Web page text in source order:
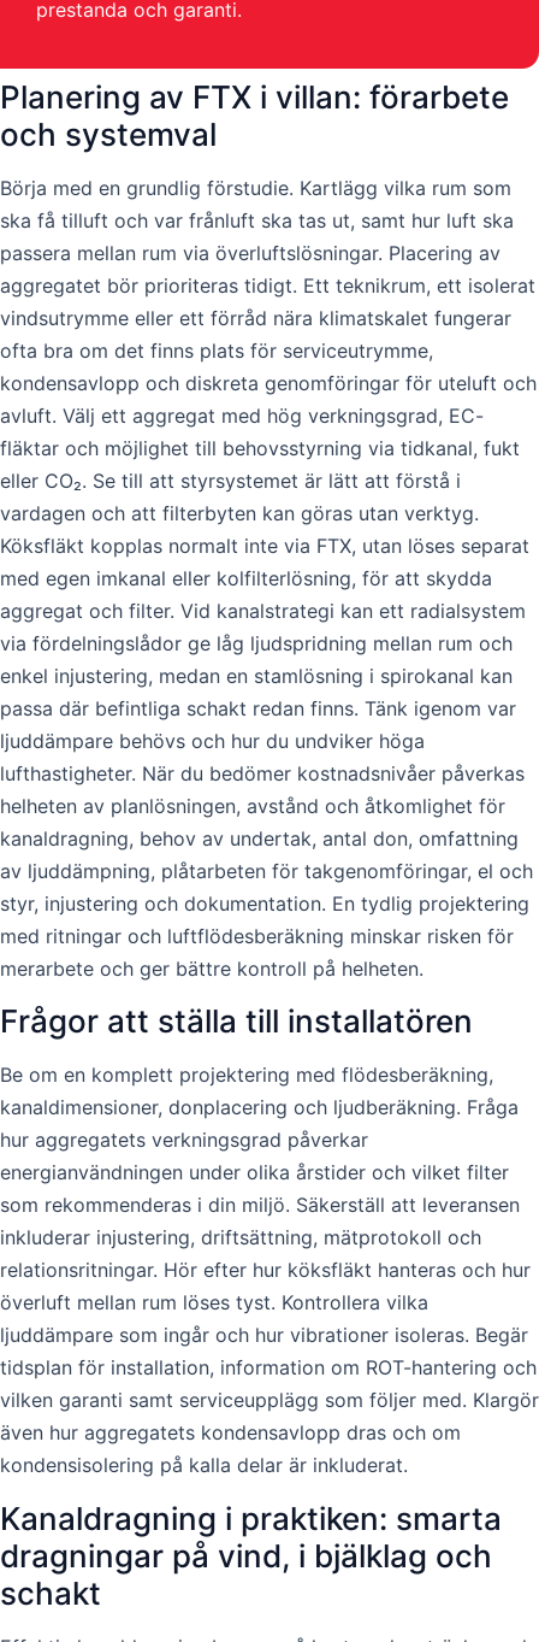
prestanda och garanti.
Planering av FTX i villan: förarbete
och systemval
Börja med en grundlig förstudie. Kartlägg vilka rum som
ska få tilluft och var frånluft ska tas ut, samt hur luft ska
passera mellan rum via överluftslösningar. Placering av
aggregatet bör prioriteras tidigt. Ett teknikrum, ett isolerat
vindsutrymme eller ett förråd nära klimatskalet fungerar
ofta bra om det finns plats för serviceutrymme,
kondensavlopp och diskreta genomföringar för uteluft och
avluft. Välj ett aggregat med hög verkningsgrad, EC-
fläktar och möjlighet till behovsstyrning via tidkanal, fukt
eller CO₂. Se till att styrsystemet är lätt att förstå i
vardagen och att filterbyten kan göras utan verktyg.
Köksfläkt kopplas normalt inte via FTX, utan löses separat
med egen imkanal eller kolfilterlösning, för att skydda
aggregat och filter. Vid kanalstrategi kan ett radialsystem
via fördelningslådor ge låg ljudspridning mellan rum och
enkel injustering, medan en stamlösning i spirokanal kan
passa där befintliga schakt redan finns. Tänk igenom var
ljuddämpare behövs och hur du undviker höga
lufthastigheter. När du bedömer kostnadsnivåer påverkas
helheten av planlösningen, avstånd och åtkomlighet för
kanaldragning, behov av undertak, antal don, omfattning
av ljuddämpning, plåtarbeten för takgenomföringar, el och
styr, injustering och dokumentation. En tydlig projektering
med ritningar och luftflödesberäkning minskar risken för
merarbete och ger bättre kontroll på helheten.
Frågor att ställa till installatören
Be om en komplett projektering med flödesberäkning,
kanaldimensioner, donplacering och ljudberäkning. Fråga
hur aggregatets verkningsgrad påverkar
energianvändningen under olika årstider och vilket filter
som rekommenderas i din miljö. Säkerställ att leveransen
inkluderar injustering, driftsättning, mätprotokoll och
relationsritningar. Hör efter hur köksfläkt hanteras och hur
överluft mellan rum löses tyst. Kontrollera vilka
ljuddämpare som ingår och hur vibrationer isoleras. Begär
tidsplan för installation, information om ROT-hantering och
vilken garanti samt serviceupplägg som följer med. Klargör
även hur aggregatets kondensavlopp dras och om
kondensisolering på kalla delar är inkluderat.
Kanaldragning i praktiken: smarta
dragningar på vind, i bjälklag och
schakt